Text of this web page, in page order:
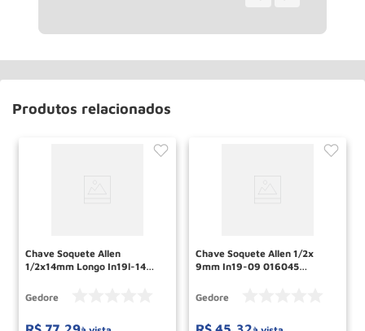
Produtos relacionados
Chave Soquete Allen
1/2x14mm Longo In19l-14
Gedore
Chave Soquete Allen 1/2x
9mm In19-09 016045
Gedore